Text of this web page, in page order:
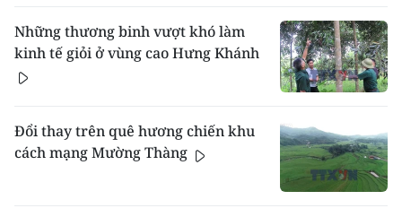
Những thương binh vượt khó làm
kinh tế giỏi ở vùng cao Hưng Khánh
Đổi thay trên quê hương chiến khu
cách mạng Mường Thàng